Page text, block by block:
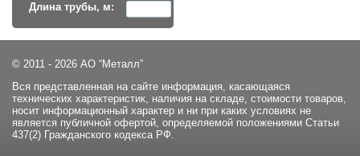
Длина трубы, м:
© 2011 - 2026 АО “Металл”
Вся представленная на сайте информация, касающаяся
технических характеристик, наличия на складе, стоимости товаров,
носит информационный характер и ни при каких условиях не
является публичной офертой, определяемой положениями Статьи
437(2) Гражданского кодекса РФ.